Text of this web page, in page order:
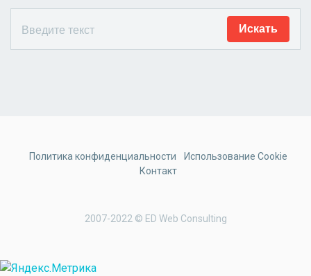
2007-2022 © ED Web Consulting
Политика конфиденциальности
Использование Cookie
Контакт